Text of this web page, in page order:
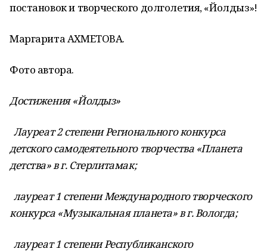
постановок и творческого долголетия, «Йолдыз»!
Маргарита АХМЕТОВА.
Фото автора.
Достижения «Йолдыз»
Лауреат 2 степени Регионального конкурса
детского самодеятельного творчества «Планета
детства» в г. Стерлитамак;
лауреат 1 степени Международного творческого
конкурса «Музыкальная планета» в г. Вологда;
лауреат 1 степени Республиканского